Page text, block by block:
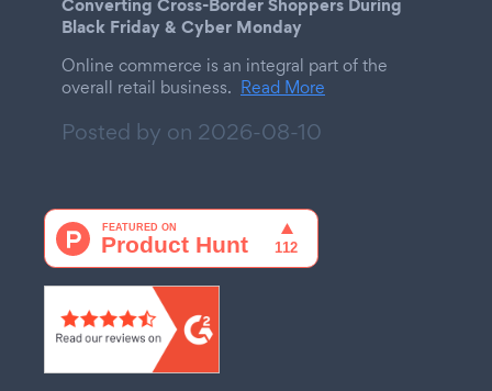
Black Friday & Cyber Monday
Online commerce is an integral part of the
overall retail business. Read More
Posted by on 2026-08-10